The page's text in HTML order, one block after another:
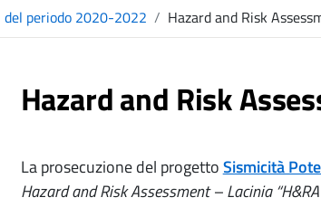
periodo 2020-2022 Hazard and Risk
Hazard and Risk
La prosecuzione del progettoSismicità
Hazard and Risk Assessment – Lacinia